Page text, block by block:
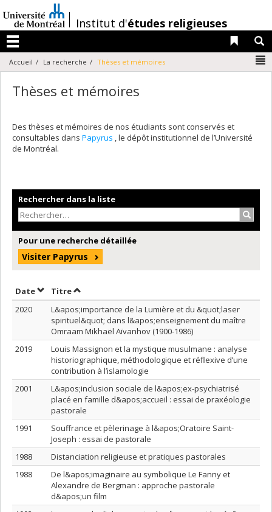
au
contenu
/Institut d'études religieuses
Menu
Liens
Accueil La recherche Thèses et mémoires
Thèses et mémoires
Des thèses et mémoires de nos étudiants sont conservés et
consultables dans Papyrus , le dépôt institutionnel de l’Université
de Montréal.
Rechercher dans la liste
Pour une recherche détaillée
Visiter Papyrus
DateTrier par date en ordre croissant
TitreTrier par titre en ordre croissant
2020
L&apos;importance de la Lumière et du &quot;laser
spirituel&quot; dans l&apos;enseignement du maître
Omraam Mikhaël Aïvanhov (1900-1986)
2019
Louis Massignon et la mystique musulmane : analyse
historiographique, méthodologique et réflexive d’une
contribution à l’islamologie
2001
L&apos;inclusion sociale de l&apos;ex-psychiatrisé
placé en famille d&apos;accueil : essai de praxéologie
pastorale
1991
Souffrance et pèlerinage à l&apos;Oratoire Saint-
Joseph : essai de pastorale
1988
Distanciation religieuse et pratiques pastorales
1988
De l&apos;imaginaire au symbolique Le Fanny et
Alexandre de Bergman : approche pastorale
d&apos;un film